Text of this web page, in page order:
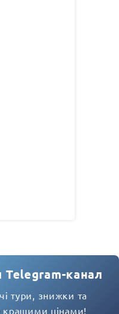
Telegram-канал
тури, знижки та
кращими цінами!